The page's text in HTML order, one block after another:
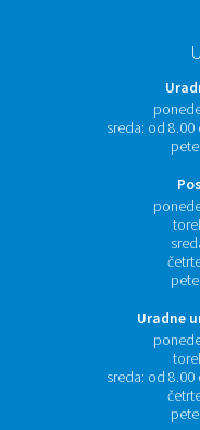
sreda: od 8.00
Uradne
sreda: od 8.00